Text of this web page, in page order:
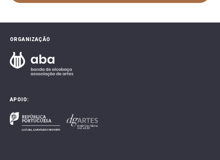
ORGANIZAÇÃO
APOIO: